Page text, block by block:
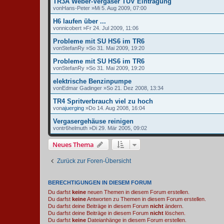
vonHans-Peter »Mi 5. Aug 2009, 07:00
H6 laufen über ...
vonnicobert »Fr 24. Jul 2009, 11:06
Probleme mit SU HS6 im TR6
vonStefanRy »So 31. Mai 2009, 19:20
Probleme mit SU HS6 im TR6
vonStefanRy »So 31. Mai 2009, 19:20
elektrische Benzinpumpe
vonEdmar Gadinger »So 21. Dez 2008, 13:34
TR4 Spritverbrauch viel zu hoch
vonajuerging »Do 14. Aug 2008, 16:04
Vergasergehäuse reinigen
vontr6helmuth »Di 29. Mär 2005, 09:02
Neues Thema
Zurück zur Foren-Übersicht
BERECHTIGUNGEN IN DIESEM FORUM
Du darfst keine neuen Themen in diesem Forum erstellen.
Du darfst keineAntworten zu Themen in diesem Forum erstellen.
Du darfst deine Beiträge in diesem Forum nicht ändern.
Du darfst deine Beiträge in diesem Forum nicht löschen.
Du darfst keine Dateianhänge in diesem Forum erstellen.